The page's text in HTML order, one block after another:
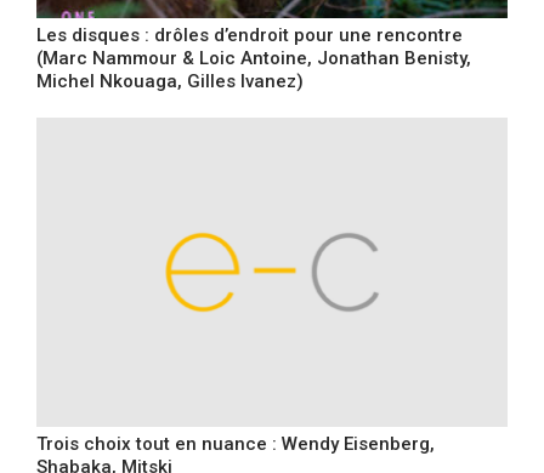
Les disques : drôles d’endroit pour une rencontre
(Marc Nammour & Loic Antoine, Jonathan Benisty,
Michel Nkouaga, Gilles Ivanez)
Trois choix tout en nuance : Wendy Eisenberg,
Shabaka, Mitski